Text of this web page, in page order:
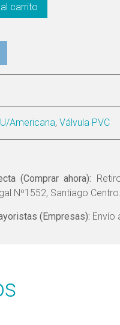
carrito
Americana, Válvula PVC
(Comprar ahora):
Nº1552, Santiago Centro.
(Empresas): Envío